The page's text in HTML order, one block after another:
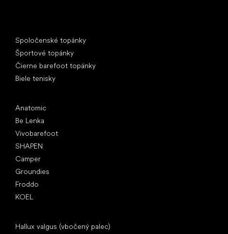
Spoločenské topánky
Športové topánky
Čierne barefoot topánky
Biele tenisky
Anatomic
Be Lenka
Vivobarefoot
SHAPEN
Camper
Groundies
Froddo
KOEL
Hallux valgus (vbočený palec)